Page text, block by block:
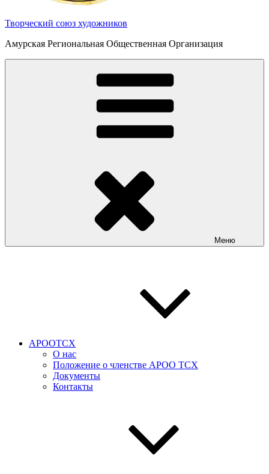
Творческий союз художников
Амурская Региональная Общественная Организация
Меню
АРООТСХ
О нас
Положение о членстве АРОО ТСХ
Документы
Контакты